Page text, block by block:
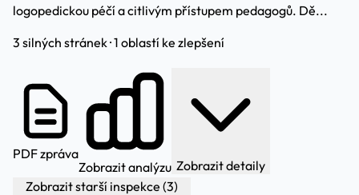
logopedickou péčí a citlivým přístupem pedagogů. Dě...
3 silných stránek · 1 oblastí ke zlepšení
PDF zpráva
Zobrazit analýzu Zobrazit detaily
Zobrazit starší inspekce (3)